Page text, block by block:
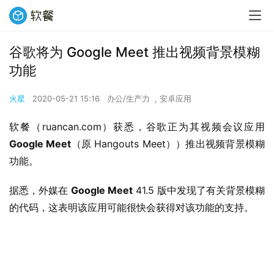
谷歌将为 Google Meet 推出视频背景模糊
功能
火星 2020-05-21 15:16 办公/生产力 , 安卓应用
Google Meet （原 Hangouts Meet））推出视频背景模糊
功能。
据悉，外媒在 Google Meet 41.5 版中发现了有关背景模糊
的代码，这表明该应用可能很快会获得对该功能的支持。